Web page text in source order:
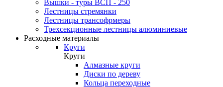
Вышки - туры ВСП - 250
Лестницы стремянки
Лестницы трансофрмеры
Трехсекционные лестницы алюминиевые
Расходные материалы
Круги
Круги
Алмазные круги
Диски по дереву
Кольца переходные